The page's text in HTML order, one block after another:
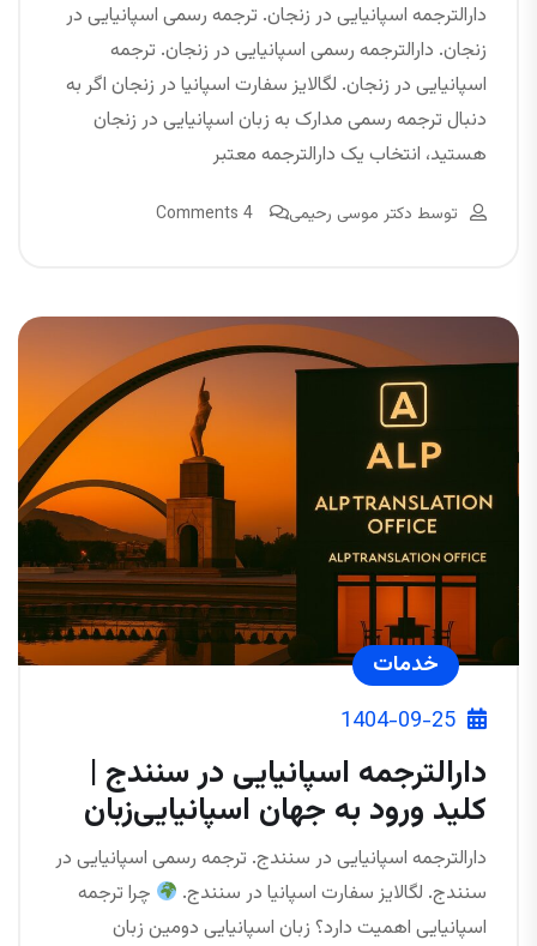
دارالترجمه اسپانیایی در زنجان. ترجمه رسمی اسپانیایی در
زنجان. دارالترجمه رسمی اسپانیایی در زنجان. ترجمه
اسپانیایی در زنجان. لگالایز سفارت اسپانیا در زنجان اگر به
دنبال ترجمه رسمی مدارک به زبان اسپانیایی در زنجان
هستید، انتخاب یک دارالترجمه معتبر
توسط دکتر موسی رحیمی 4 Comments
خدمات
1404-09-25
دارالترجمه اسپانیایی در سنندج |
کلید ورود به جهان اسپانیایی‌زبان
دارالترجمه اسپانیایی در سنندج. ترجمه رسمی اسپانیایی در
سنندج. لگالایز سفارت اسپانیا در سنندج.
چرا ترجمه
اسپانیایی اهمیت دارد؟ زبان اسپانیایی دومین زبان